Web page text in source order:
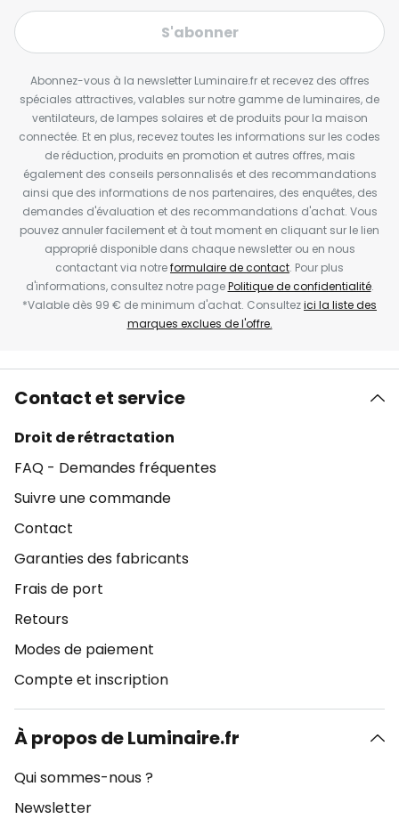
S'abonner
Abonnez-vous à la newsletter Luminaire.fr et recevez des offres
spéciales attractives, valables sur notre gamme de luminaires, de
ventilateurs, de lampes solaires et de produits pour la maison
connectée. Et en plus, recevez toutes les informations sur les codes
de réduction, produits en promotion et autres offres, mais
également des conseils personnalisés et des recommandations
ainsi que des informations de nos partenaires, des enquêtes, des
demandes d'évaluation et des recommandations d'achat. Vous
pouvez annuler facilement et à tout moment en cliquant sur le lien
approprié disponible dans chaque newsletter ou en nous
contactant via notreformulaire de contact. Pour plus
d'informations, consultez notre pagePolitique de confidentialité.
*Valable dès 99 € de minimum d'achat. Consultezici la liste des
marques exclues de l'offre.
Contact et service
Droit de rétractation
FAQ - Demandes fréquentes
Suivre une commande
Contact
Garanties des fabricants
Frais de port
Retours
Modes de paiement
Compte et inscription
À propos de Luminaire.fr
Qui sommes-nous ?
Newsletter